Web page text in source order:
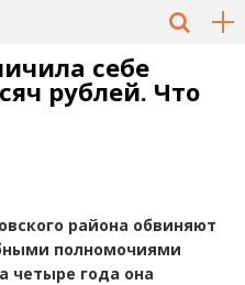
себе
рублей. Что
района обвиняют
полномочиями
четыре года она